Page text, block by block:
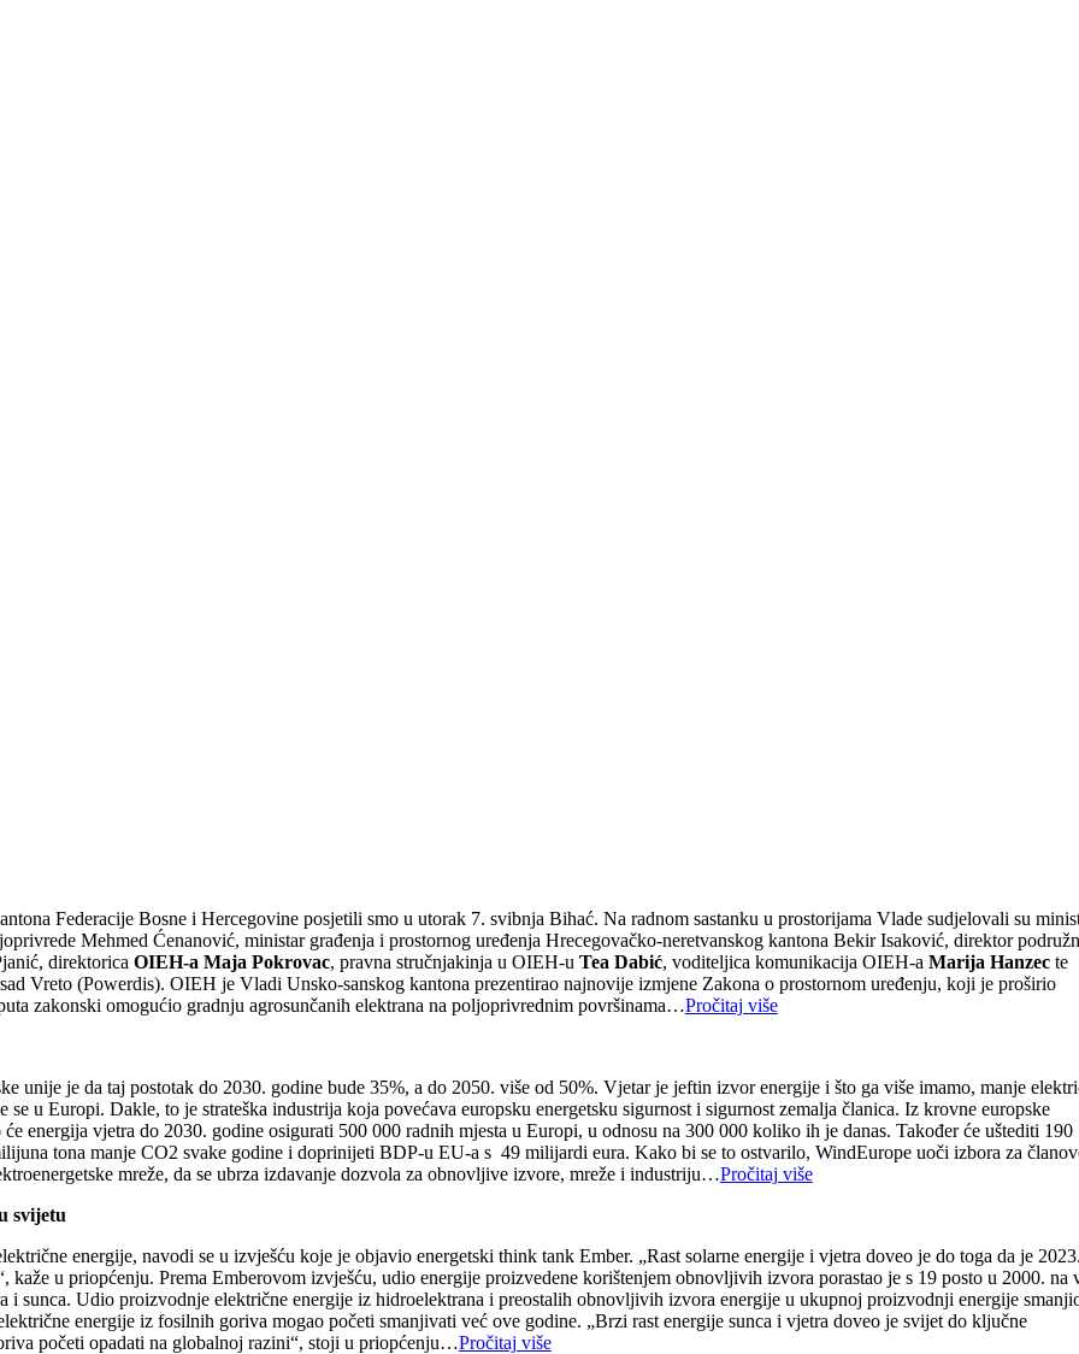
Federacije Bosne i Hercegovine posjetili smo u utorak 7. svibnja Bihać. Na radnom sastanku u prostorijama Vlade sudjelovali su
Mehmed Ćenanović, ministar građenja i prostornog uređenja Hrecegovačko-neretvanskog kantona Bekir Isaković, direktor
direktorica OIEH-a Maja Pokrovac, pravna stručnjakinja u OIEH-u Tea Dabić, voditeljica komunikacija OIEH-a Marija Hanzecte
Vreto (Powerdis). OIEH je Vladi Unsko-sanskog kantona prezentirao najnovije izmjene Zakona o prostornom uređenju, koji je proširio
zakonski omogućio gradnju agrosunčanih elektrana na poljoprivrednim površinama…Pročitaj više
unije je da taj postotak do 2030. godine bude 35%, a do 2050. više od 50%. Vjetar je jeftin izvor energije i što ga više imamo, manje
u Europi. Dakle, to je strateška industrija koja povećava europsku energetsku sigurnost i sigurnost zemalja članica. Iz krovne europske
energija vjetra do 2030. godine osigurati 500 000 radnih mjesta u Europi, u odnosu na 300 000 koliko ih je danas. Također će uštediti 190
tona manje CO2 svake godine i doprinijeti BDP-u EU-a s 49 milijardi eura. Kako bi se to ostvarilo, WindEurope uoči izbora za
mreže, da se ubrza izdavanje dozvola za obnovljive izvore, mreže i industriju…Pročitaj više
svijetu
energije, navodi se u izvješću koje je objavio energetski think tank Ember. „Rast solarne energije i vjetra doveo je do toga da je
u priopćenju. Prema Emberovom izvješću, udio energije proizvedene korištenjem obnovljivih izvora porastao je s 19 posto u 2000. na
i sunca. Udio proizvodnje električne energije iz hidroelektrana i preostalih obnovljivih izvora energije u ukupnoj proizvodnji energije
energije iz fosilnih goriva mogao početi smanjivati već ove godine. „Brzi rast energije sunca i vjetra doveo je svijet do ključne
početi opadati na globalnoj razini“, stoji u priopćenju…Pročitaj više